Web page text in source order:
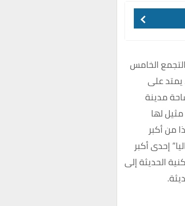
الخامس
يمتد على
مساحة مدينة
مثيل لها
من أكبر
إحدى أكبر
الحديثة إلى